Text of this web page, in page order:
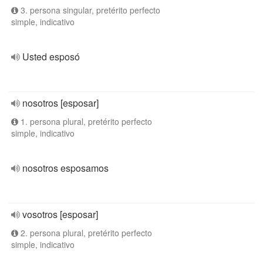
3. persona singular, pretérito perfecto
simple, indicativo
Usted esposó
nosotros [esposar]
1. persona plural, pretérito perfecto
simple, indicativo
nosotros esposamos
vosotros [esposar]
2. persona plural, pretérito perfecto
simple, indicativo